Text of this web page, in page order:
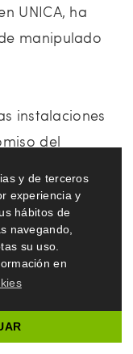
y de terceros
experiencia y
hábitos de
navegando,
su uso.
en
UNICA, ha
manipulado
instalaciones
del
el cultivo del
del que La
centros de
se
hectáreas de